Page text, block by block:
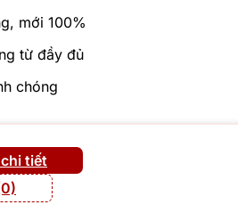
mới 100%
từ đầy đủ
chóng
tiết